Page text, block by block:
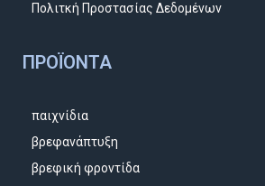
Πολιτκή Προστασίας Δεδομένων
ΠΡΟΪΌΝΤΑ
παιχνίδια
βρεφανάπτυξη
βρεφική φροντίδα